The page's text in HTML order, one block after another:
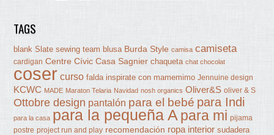
TAGS
blank Slate sewing team blusa Burda Style camisa camiseta
cardigan Centre Cívic Casa Sagnier chaqueta chat chocolat
coser curso falda inspirate con mamemimo Jennuine design
KCWC MADE Maraton Telaria Navidad nosh organics Oliver&S oliver & S
Ottobre design pantalón para el bebé para Indi
para la casa para la pequeña A para mi pijama
postre project run and play recomendación ropa interior sudadera